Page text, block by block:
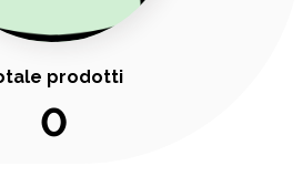
prodotti
0